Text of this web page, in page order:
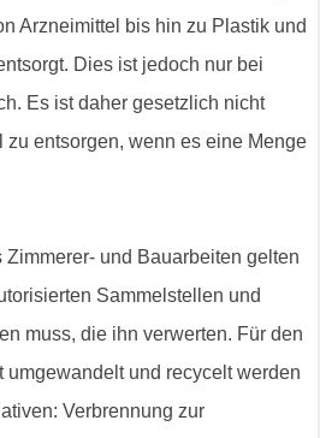
Arzneimittel bis hin zu Plastik und
Dies ist jedoch nur bei
Es ist daher gesetzlich nicht
entsorgen, wenn es eine Menge
und Bauarbeiten gelten
Sammelstellen und
muss, die ihn verwerten. Für den
umgewandelt und recycelt werden
Verbrennung zur